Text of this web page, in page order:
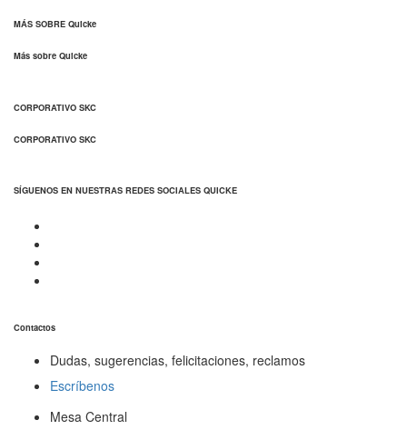
MÁS SOBRE Quicke
Más sobre Quicke
CORPORATIVO SKC
CORPORATIVO SKC
SÍGUENOS EN NUESTRAS REDES SOCIALES QUICKE
Contactos
Dudas, sugerencias, felicitaciones, reclamos
Escríbenos
Mesa Central